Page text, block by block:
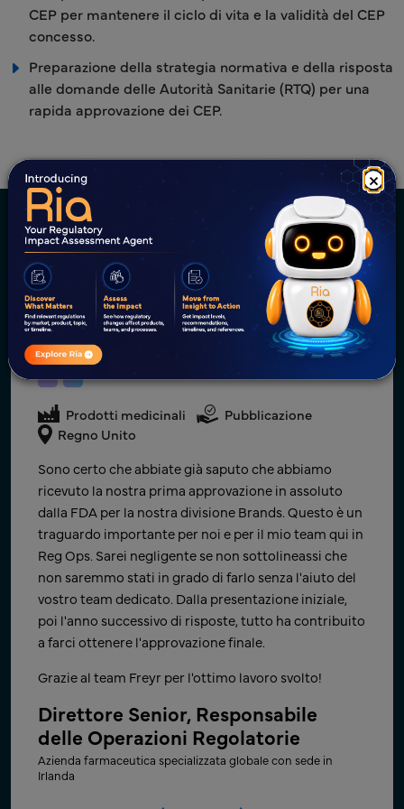
×
CEP per mantenere il ciclo di vita e la validità del CEP
concesso.
Preparazione della strategia normativa e della risposta
alle domande delle Autorità Sanitarie (RTQ) per una
rapida approvazione dei CEP.
Celebrazione del successo dei
clienti
Prodotti medicinali
Affari Regolatori
USA
La ricevuta ANDA è stata ricevuta! Grazie mille per il
vostro duro lavoro, la pazienza e il supporto al nostro
lavoro negli ultimi due mesi. Siamo lieti di essere
riusciti a rispettare la tempistica e a raggiungere un
importante obiettivo aziendale della nostra giovane
azienda.
Grazie ancora, e non vediamo l'ora di collaborare con
il vostro team al prossimo progetto!
Direttore Senior dello Sviluppo
Commerciale e di Prodotto
Azienda farmaceutica innovatrice leader, con sede negli US.
Prodotti medicinali
Affari Regolatori
India
Grazie per il tempestivo supporto durante il fine
settimana, che ci ha permesso di presentare
nuovamente la documentazione rapidamente dopo
la notifica. Questo dimostra costantemente
l'impegno di Freyr verso il raggiungimento dei
traguardi della nostra azienda.
Direttore - Affari Regolatori Globali
– Operazioni
globale, con sede in India
Prodotti medicinali
Pubblicazione
Regno Unito
Sono certo che abbiate già saputo che abbiamo
ricevuto la nostra prima approvazione in assoluto
dalla FDA per la nostra divisione Brands. Questo è un
traguardo importante per noi e per il mio team qui in
Reg Ops. Sarei negligente se non sottolineassi che
non saremmo stati in grado di farlo senza l'aiuto del
vostro team dedicato. Dalla presentazione iniziale,
poi l'anno successivo di risposte, tutto ha contribuito
a farci ottenere l'approvazione finale.
Grazie al team Freyr per l'ottimo lavoro svolto!
Direttore Senior, Responsabile
delle Operazioni Regolatorie
Azienda farmaceutica specializzata globale con sede in
Irlanda